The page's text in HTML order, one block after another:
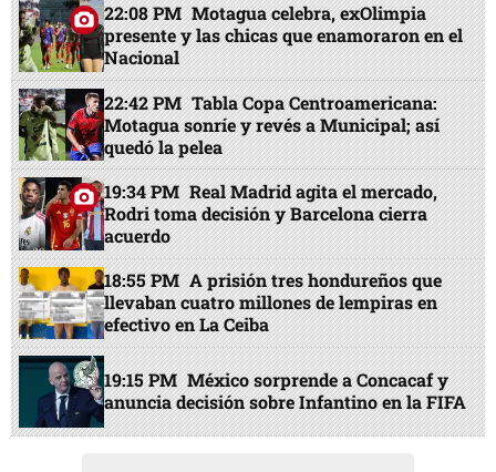
22:08 PM Motagua celebra, exOlimpia
presente y las chicas que enamoraron en el
Nacional
22:42 PM Tabla Copa Centroamericana:
Motagua sonríe y revés a Municipal; así
quedó la pelea
19:34 PM Real Madrid agita el mercado,
Rodri toma decisión y Barcelona cierra
acuerdo
18:55 PM A prisión tres hondureños que
llevaban cuatro millones de lempiras en
efectivo en La Ceiba
19:15 PM México sorprende a Concacaf y
anuncia decisión sobre Infantino en la FIFA